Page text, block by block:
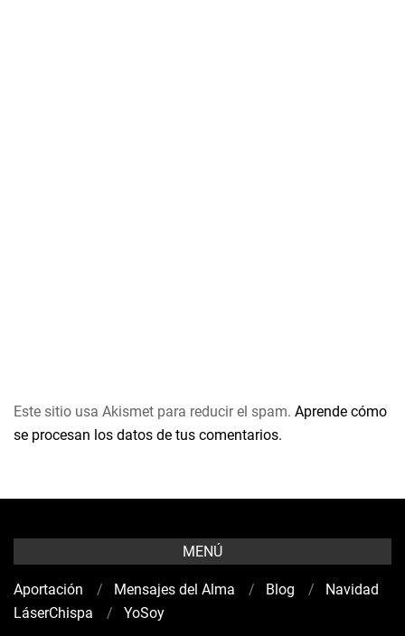
Este sitio usa Akismet para reducir el spam. Aprende cómo
se procesan los datos de tus comentarios.
MENÚ
Aportación Mensajes del Alma Blog
Navidad
LáserChispa
YoSoy